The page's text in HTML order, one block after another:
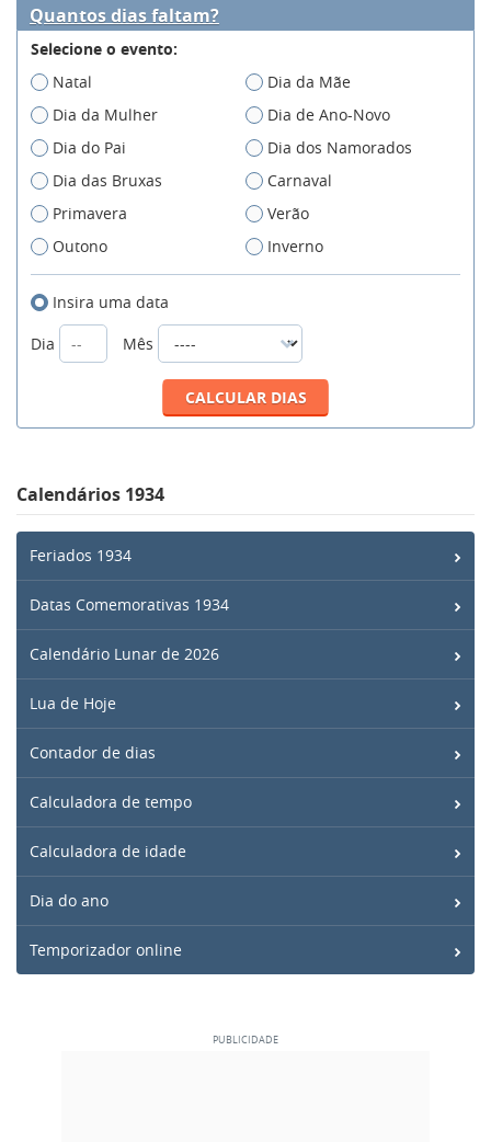
Quantos dias faltam?
Selecione o evento:
Natal
Dia da Mãe
Dia da Mulher
Dia de Ano-Novo
Dia do Pai
Dia dos Namorados
Dia das Bruxas
Carnaval
Primavera
Verão
Outono
Inverno
Insira uma data
Dia
Mês
Calendários 1934
Feriados 1934
Datas Comemorativas 1934
Calendário Lunar de 2026
Lua de Hoje
Contador de dias
Calculadora de tempo
Calculadora de idade
Dia do ano
Temporizador online